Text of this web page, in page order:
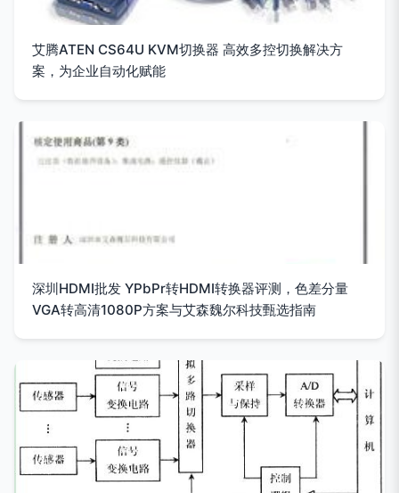
艾腾ATEN CS64U KVM切换器 高效多控切换解决方
案，为企业自动化赋能
深圳HDMI批发 YPbPr转HDMI转换器评测，色差分量
VGA转高清1080P方案与艾森魏尔科技甄选指南